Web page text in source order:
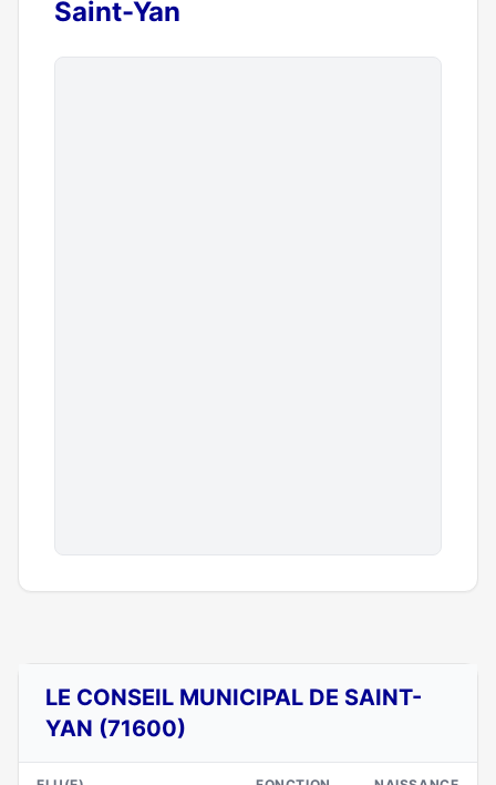
Saint-Yan
LE CONSEIL MUNICIPAL DE SAINT-
YAN (71600)